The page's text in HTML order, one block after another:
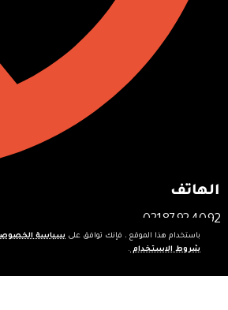
باستخدام هذا الموقع ، فإنك توافق على سياسة
شروط الاستخدام .
الهاتف
92 40 92 87 021